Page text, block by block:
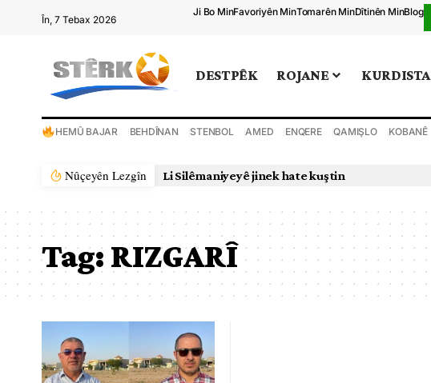
În, 7 Tebax 2026
Ji Bo MinFavoriyên MinTomarên MinDîtinên MinBlog
DESTPÊK ROJANE
HEMÛ BAJAR BEHDÎNAN STENBOL AMED ENQERE QAMIŞLO KOBANÊ
Nûçeyên Lezgîn Li Silêmaniyeyê jinek hate kuştin
Tag: RIZGARÎ